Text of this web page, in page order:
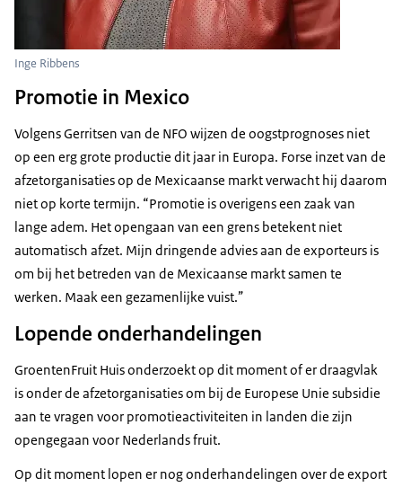
Inge Ribbens
Promotie in Mexico
Volgens Gerritsen van de NFO wijzen de oogstprognoses niet
op een erg grote productie dit jaar in Europa. Forse inzet van de
afzetorganisaties op de Mexicaanse markt verwacht hij daarom
niet op korte termijn. “Promotie is overigens een zaak van
lange adem. Het opengaan van een grens betekent niet
automatisch afzet. Mijn dringende advies aan de exporteurs is
om bij het betreden van de Mexicaanse markt samen te
werken. Maak een gezamenlijke vuist.”
Lopende onderhandelingen
GroentenFruit Huis onderzoekt op dit moment of er draagvlak
is onder de afzetorganisaties om bij de Europese Unie subsidie
aan te vragen voor promotieactiviteiten in landen die zijn
opengegaan voor Nederlands fruit.
Op dit moment lopen er nog onderhandelingen over de export